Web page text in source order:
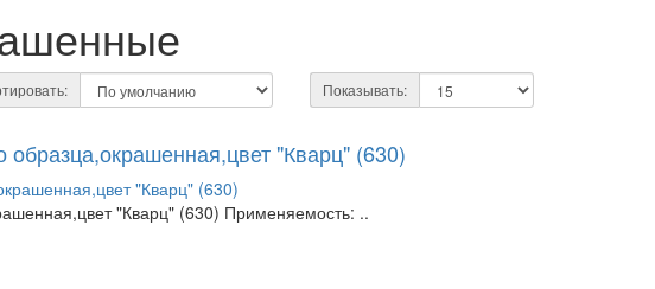
Показывать:
"Кварц" (630)
"Кварц" (630) Применяемость: ..